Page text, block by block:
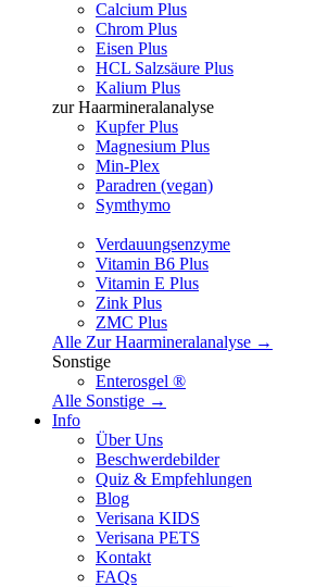
Calcium Plus
Chrom Plus
Eisen Plus
HCL Salzsäure Plus
Kalium Plus
zur Haarmineralanalyse
Kupfer Plus
Magnesium Plus
Min-Plex
Paradren (vegan)
Symthymo
Verdauungsenzyme
Vitamin B6 Plus
Vitamin E Plus
Zink Plus
ZMC Plus
Alle Zur Haarmineralanalyse →
Sonstige
Enterosgel ®
Alle Sonstige →
Info
Über Uns
Beschwerdebilder
Quiz & Empfehlungen
Blog
Verisana KIDS
Verisana PETS
Kontakt
FAQs